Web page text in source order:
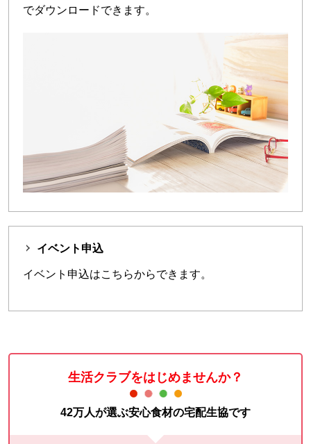
でダウンロードできます。
イベント申込
イベント申込はこちらからできます。
生活クラブをはじめませんか？
42万人が選ぶ安心食材の宅配生協です